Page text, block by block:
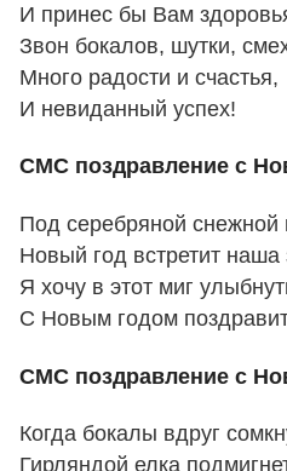
И принес бы Вам
Звон бокалов, шутки,
Много радости и счастья,
И невиданный успех!
СМС поздравление с
Под серебряной снежной
Новый год встретит наша
Я хочу в этот миг
С Новым годом
СМС поздравление с
Когда бокалы вдруг
Гирляндой елка